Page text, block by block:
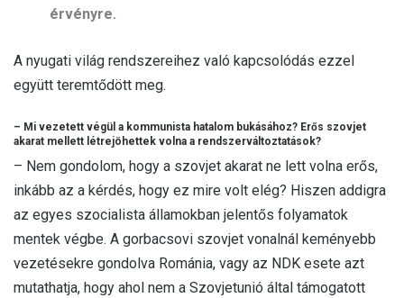
érvényre.
A nyugati világ rendszereihez való kapcsolódás ezzel
együtt teremtődött meg.
– Mi vezetett végül a kommunista hatalom bukásához? Erős szovjet
akarat mellett létrejöhettek volna a rendszerváltoztatások?
– Nem gondolom, hogy a szovjet akarat ne lett volna erős,
inkább az a kérdés, hogy ez mire volt elég? Hiszen addigra
az egyes szocialista államokban jelentős folyamatok
mentek végbe. A gorbacsovi szovjet vonalnál keményebb
vezetésekre gondolva Románia, vagy az NDK esete azt
mutathatja, hogy ahol nem a Szovjetunió által támogatott